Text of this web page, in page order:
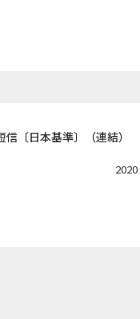
〔日本基準〕（連結）